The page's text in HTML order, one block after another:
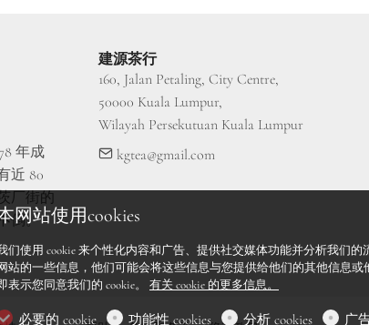
年成
近 80
厂街的
倒。
建源茶行
160, Jalan Petaling, City Centre,
50000 Kuala Lumpur,
Wilayah Persekutuan Kuala Lumpur
kgtea@gmail.com
网站使用cookies
们使用 cookie 来个性化内容和广告、提供社交媒体功能并分析我们
站的一些信息，他们可能会将这些信息与您提供给他们的其他信息
表示您同意我们的 cookie。 有关 cookie 的更多信息。
必要的 cookie 功能性 cookies 分析 cookies 广